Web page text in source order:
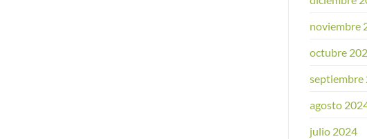
noviembre
octubre
septiembre
agosto
julio 2024